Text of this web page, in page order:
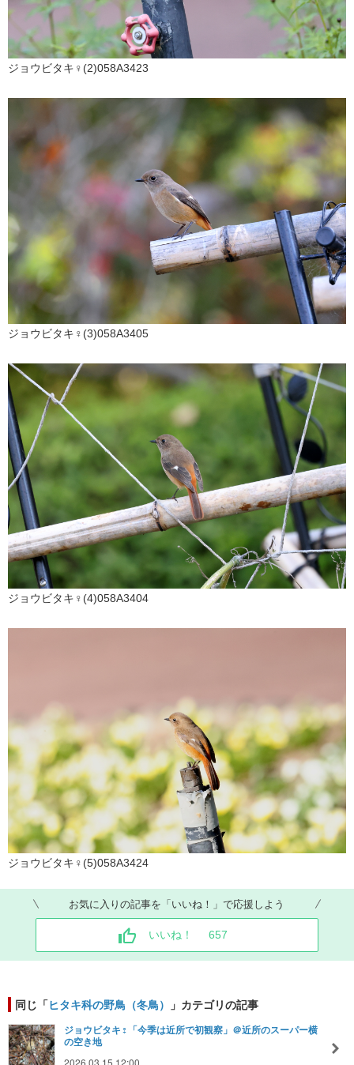
ジョウビタキ♀(2)058A3423
ジョウビタキ♀(3)058A3405
ジョウビタキ♀(4)058A3404
ジョウビタキ♀(5)058A3424
お気に入りの記事を「いいね！」で応援しよう
いいね！ 657
同じ「ヒタキ科の野鳥（冬鳥） 」カテゴリの記事
ジョウビタキ♀「今季は近所で初観察」＠近所のスーパー横
の空き地